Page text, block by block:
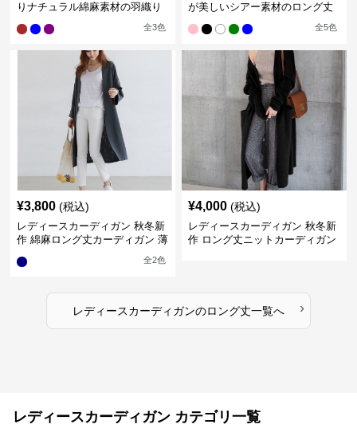
りナチュラル綿麻素材の羽織り
全3色
が美しいシアー素材のロング丈
全5色
¥3,800 (税込)
レディースカーディガン 秋冬新
作 綿麻ロング丈カーディガン 薄
全2色
¥4,000 (税込)
レディースカーディガン 秋冬新
作 ロング丈ニットカーディガン
レディースカーディガンのロング丈一覧へ ›
レディースカーディガン カテゴリ一覧